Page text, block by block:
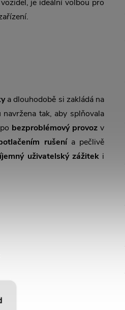
je ideální volbou pro
a dlouhodobě si zakládá na
navržena tak, aby splňovala
bezproblémový provoz v
rušenía pečlivě
uživatelský zážiteki